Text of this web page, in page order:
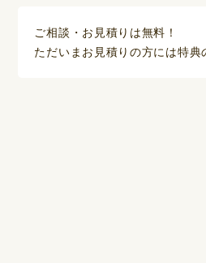
ご相談・お見積りは無料！
ただいまお見積りの方には特典